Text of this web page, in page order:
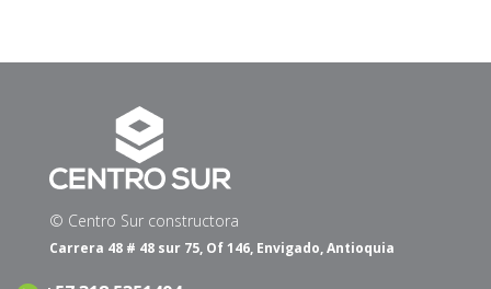
© Centro Sur constructora
Carrera 48 # 48 sur 75, Of 146, Envigado, Antioquia